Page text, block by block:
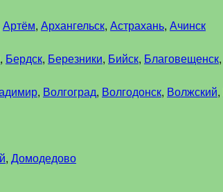
Артём, Архангельск, Астрахань, Ачинск
, Бердск, Березники, Бийск, Благовещенск,
, Волгоград, Волгодонск, Волжский,
, Домодедово